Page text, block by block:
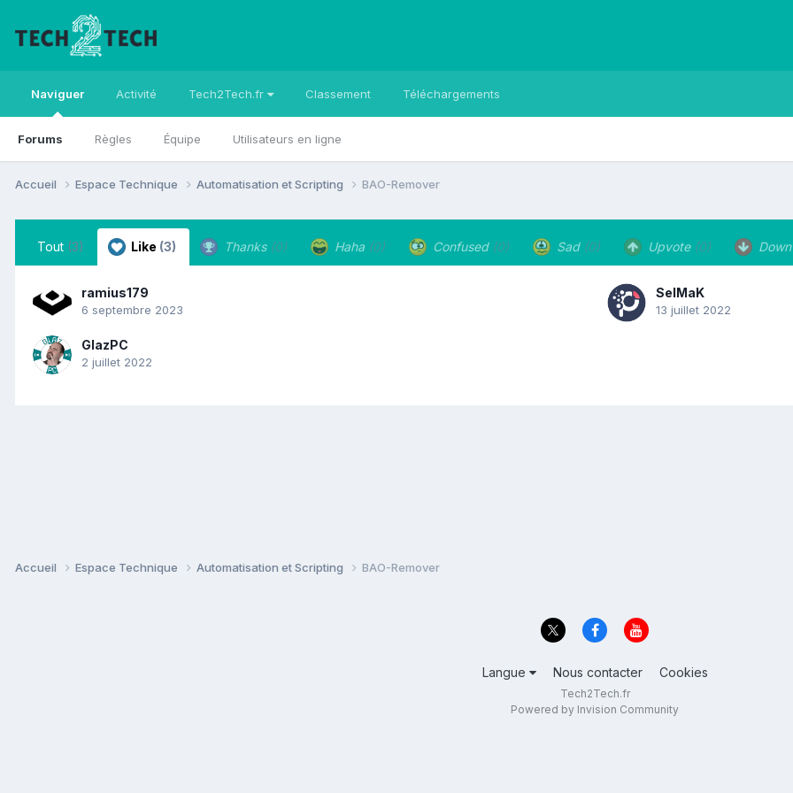
Naviguer
Forums Règles Équipe Utilisateurs en ligne
Activité Tech2Tech.fr Classement Téléchargements
Accueil Espace Technique Automatisation et Scripting BAO-Remover
Tout (3) Like (3) Thanks (0) Haha (0) Confused (0) Sad (0) Upvote (0)
ramius179
6 septembre 2023
SelMaK
13 juillet 2022
GlazPC
2 juillet 2022
Accueil Espace Technique Automatisation et Scripting BAO-Remover
Langue Nous contacter Cookies
Tech2Tech.fr
Powered by Invision Community